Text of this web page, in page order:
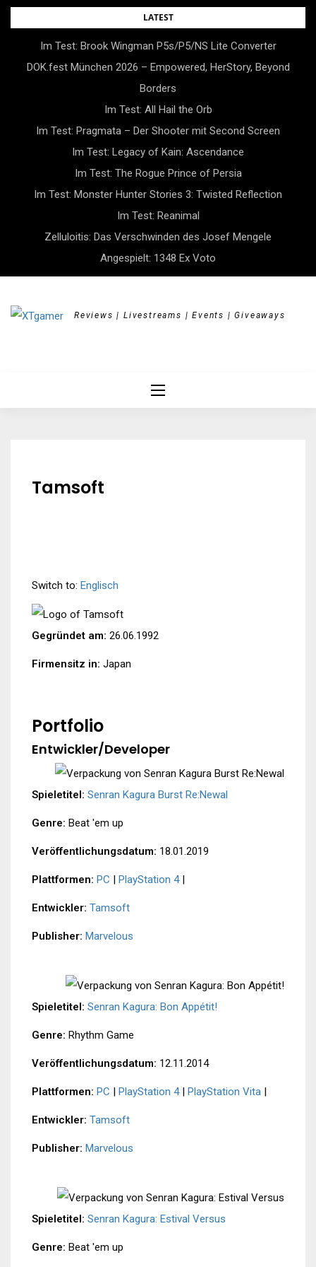
Skip
LATEST
Im Test: Brook Wingman P5s/P5/NS Lite Converter
DOK.fest München 2026 – Empowered, HerStory, Beyond
Borders
Im Test: All Hail the Orb
Im Test: Pragmata – Der Shooter mit Second Screen
Im Test: Legacy of Kain: Ascendance
Im Test: The Rogue Prince of Persia
Im Test: Monster Hunter Stories 3: Twisted Reflection
Im Test: Reanimal
Zelluloitis: Das Verschwinden des Josef Mengele
Angespielt: 1348 Ex Voto
Reviews | Livestreams | Events | Giveaways
Tamsoft
Switch to: Englisch
Gegründet am: 26.06.1992
Firmensitz in: Japan
Portfolio
Entwickler/Developer
Spieletitel: Senran Kagura Burst Re:Newal
Genre: Beat 'em up
Veröffentlichungsdatum: 18.01.2019
Plattformen: PC | PlayStation 4|
Entwickler: Tamsoft
Publisher: Marvelous
Spieletitel: Senran Kagura: Bon Appétit!
Genre: Rhythm Game
Veröffentlichungsdatum: 12.11.2014
Plattformen: PC | PlayStation 4| PlayStation Vita |
Entwickler: Tamsoft
Publisher: Marvelous
Spieletitel: Senran Kagura: Estival Versus
Genre: Beat 'em up